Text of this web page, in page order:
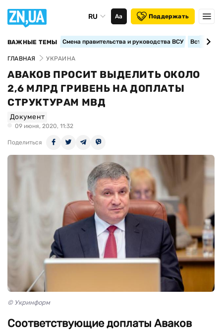
RU Аа Поддержать
ВАЖНЫЕ ТЕМЫ Смена правительства и руководства ВСУ
ГЛАВНАЯ УКРАИНА
АВАКОВ ПРОСИТ ВЫДЕЛИТЬ ОКОЛО
2,6 МЛРД ГРИВЕНЬ НА ДОПЛАТЫ
СТРУКТУРАМ МВД
Документ
09 июня, 2020, 11:32
Поделиться
© Укринформ
Соответствующие доплаты Аваков